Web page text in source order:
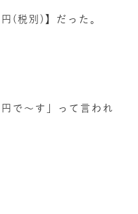
(税別)】だった。
で～す」って言われ